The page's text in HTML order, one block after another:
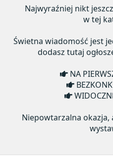
Najwyraźniej nikt
w tej
Świetna wiadomość jest
dodasz tutaj
NA
Niepowtarzalna okazja,